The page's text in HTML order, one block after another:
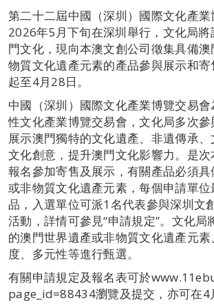
第二十二屆中國（深圳）國際文化產
2026年5月下旬在深圳舉行，文化局將
門文化，現向本澳文創公司徵集具備
物質文化遺產元素的產品參與展示和寄
起至4月28日。
中國（深圳）國際文化產業博覽交易
性文化產業博覽交易會，文化局多次參
展示澳門獨特的文化遺產、非遺傳承
文化創意，提升澳門文化影響力。是
報名參加寄售及展示，有關產品必須
或非物質文化遺產元素，每個申請單
品，入選單位可派1名代表參與深圳文
活動，詳情可參見“申請規定”。文化局
的澳門世界遺產或非物質文化遺產元
度、多元性等進行甄選。
有關申請規定及報名表可於
page_id=88434瀏覽及提交，亦可在4